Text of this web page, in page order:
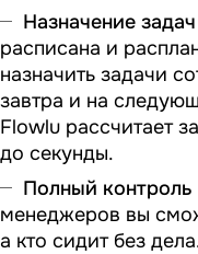
Назначение
расписана и
назначить задачи
завтра и на
Flowlu рассчитает
до секунды.
Полный
менеджеров вы
а кто сидит без